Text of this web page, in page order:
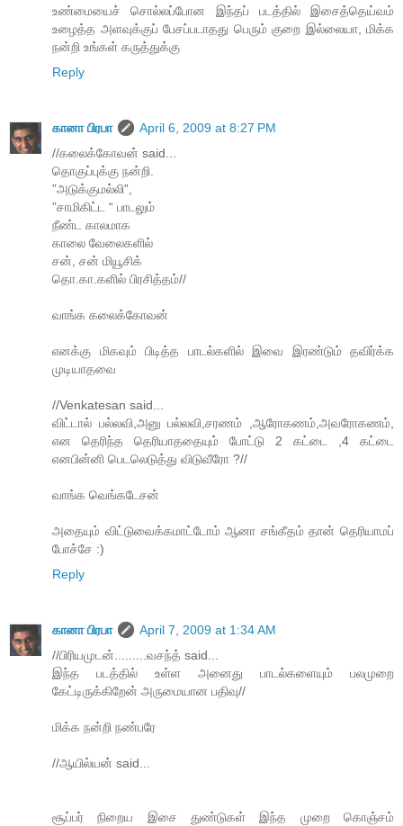
உண்மையைச் சொல்லப்போன இந்தப் படத்தில் இசைத்தெய்வம்
உழைத்த அளவுக்குப் பேசப்படாதது பெரும் குறை இல்லையா, மிக்க
நன்றி உங்கள் கருத்துக்கு
Reply
கானா பிரபா
April 6, 2009 at 8:27 PM
//கலைக்கோவன் said...
தொகுப்புக்கு நன்றி.
”அடுக்குமல்லி”,
”சாமிகிட்ட “ பாடலும்
நீண்ட காலமாக
காலை வேலைகளில்
சன், சன் மியூசிக்
தொ.கா.களில் பிரசித்தம்//
வாங்க கலைக்கோவன்
எனக்கு மிகவும் பிடித்த பாடல்களில் இவை இரண்டும் தவிர்க்க
முடியாதவை
//Venkatesan said...
விட்டால் பல்லவி,அனு பல்லவி,சரணம் ,ஆரோகணம்,அவரோகணம்,
என தெரிந்த தெரியாததையும் போட்டு 2 கட்டை ,4 கட்டை
எனபின்னி பெடலெடுத்து விடுவீரோ ?//
வாங்க வெங்கடேசன்
அதையும் விட்டுவைக்கமாட்டோம் ஆனா சங்கீதம் தான் தெரியாமப்
போச்சே :)
Reply
கானா பிரபா
April 7, 2009 at 1:34 AM
//பிரியமுடன்.........வசந்த் said...
இந்த படத்தில் உள்ள அனைது பாடல்களையும் பலமுறை
கேட்டிருக்கிறேன் அருமையான பதிவு//
மிக்க நன்றி நண்பரே
//ஆயில்யன் said...
சூப்பர் நிறைய இசை துண்டுகள் இந்த முறை கொஞ்சம்